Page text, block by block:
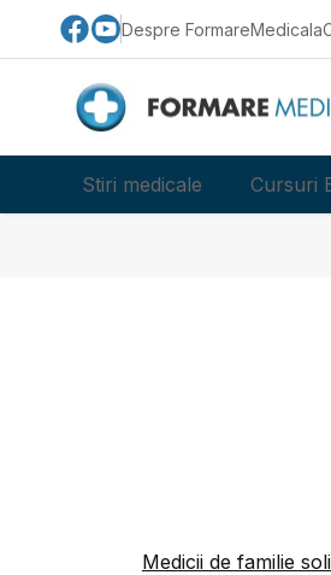
Despre FormareMedicala
Stiri medicale Cursuri
Medicii de familie